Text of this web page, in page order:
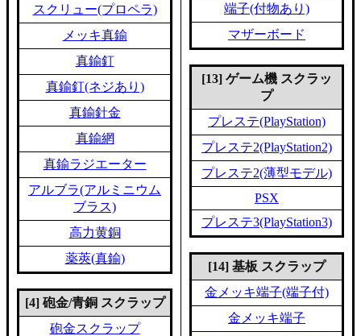
スクリュー(プロペラ)
メッキ真鍮
真鍮釘
真鍮釘(ネジあり)
真鍮針金
真鍮網
真鍮ラジエーター
アルブラ(アルミニウム
ブラス)
高力黄銅
薬莢(真鍮)
[4] 砲金/青銅 スクラップ
砲金スクラップ
端子(付物あり)
マザーボード
[13] ゲーム機 スクラッ
プ
プレステ(PlayStation)
プレステ2(PlayStation2)
プレステ2(薄型モデル)
PSX
プレステ3(PlayStation3)
[14] 基板 スクラップ
金メッキ端子(端子付)
金メッキ端子